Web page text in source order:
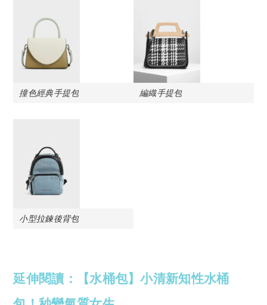
撞色經典手提包 編織手提包
小型拉鍊後背包
延伸閱讀：【水桶包】小清新知性水桶